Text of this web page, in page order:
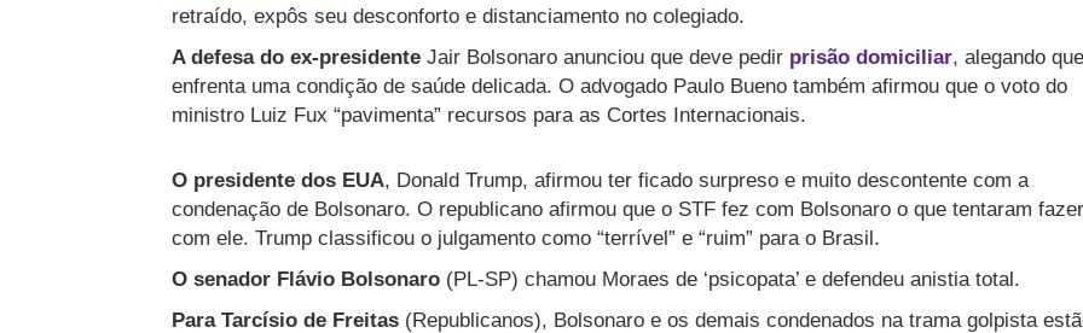
retraído, expôs seu desconforto e distanciamento no colegiado.
A defesa do ex-presidente Jair Bolsonaro anunciou que deve pedir prisão domiciliar, alegando
enfrenta uma condição de saúde delicada. O advogado Paulo Bueno também afirmou que o voto do
ministro Luiz Fux “pavimenta” recursos para as Cortes Internacionais.
O presidente dos EUA, Donald Trump, afirmou ter ficado surpreso e muito descontente com a
condenação de Bolsonaro. O republicano afirmou que o STF fez com Bolsonaro o que tentaram fazer
com ele. Trump classificou o julgamento como “terrível” e “ruim” para o Brasil.
O senador Flávio Bolsonaro (PL-SP) chamou Moraes de ‘psicopata’ e defendeu anistia total.
Para Tarcísio de Freitas (Republicanos), Bolsonaro e os demais condenados na trama golpista